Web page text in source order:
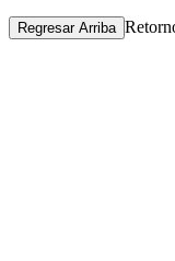
Regresar Arriba